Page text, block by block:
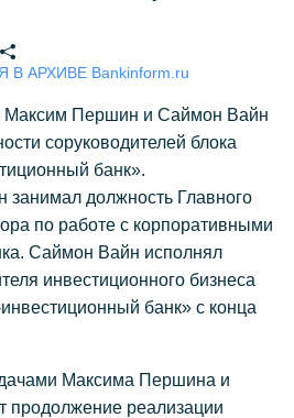
В АРХИВЕ Bankinform.ru
Максим Першин и Саймон Вайн
соруководителей блока
банк».
должность Главного
по работе с корпоративными
Саймон Вайн исполнял
инвестиционного бизнеса
банк» с конца
Максима Першина и
продолжение реализации